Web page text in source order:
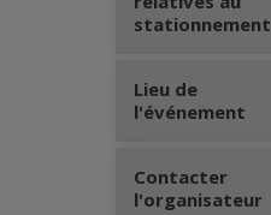
stationnement
Lieu de
l'événement
Contacter
l'organisateur